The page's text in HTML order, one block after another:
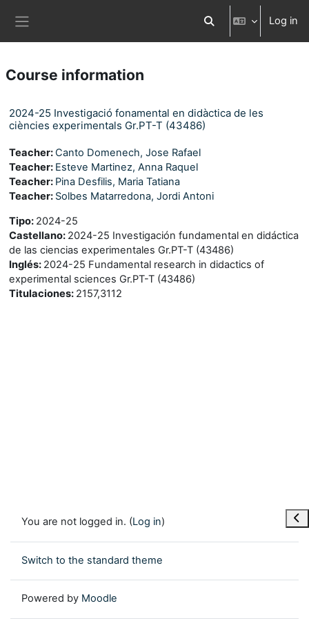
Toggle search input
Log in
Course information
2024-25 Investigació fonamental en didàctica de les
ciències experimentals Gr.PT-T (43486)
Teacher:Canto Domenech, Jose Rafael
Teacher: Esteve Martinez, Anna Raquel
Teacher: Pina Desfilis, Maria Tatiana
Teacher: Solbes Matarredona, Jordi Antoni
Tipo: 2024-25
Castellano: 2024-25 Investigación fundamental en didáctica
de las ciencias experimentales Gr.PT-T (43486)
Inglés: 2024-25 Fundamental research in didactics of
experimental sciences Gr.PT-T (43486)
Titulaciones: 2157,3112
You are not logged in. (Log in)
Switch to the standard theme
Powered by Moodle